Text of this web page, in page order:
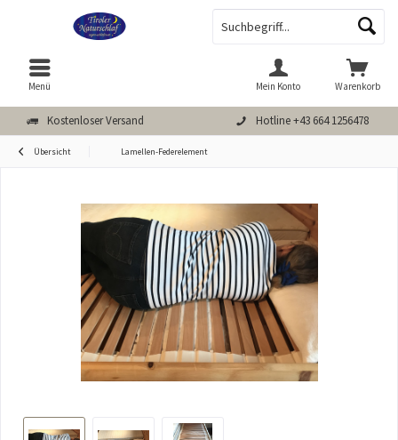
Kostenloser Versand Hotline +43 664 1256478
Menü Warenkorb
Mein Konto
Übersicht Lamellen-Federelement